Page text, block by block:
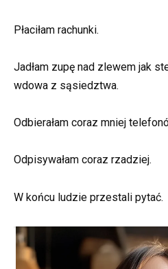
Płaciłam rachunki.
Jadłam zupę nad zlewem jak
wdowa z sąsiedztwa.
Odbierałam coraz mniej
Odpisywałam coraz rzadziej.
W końcu ludzie przestali pytać.